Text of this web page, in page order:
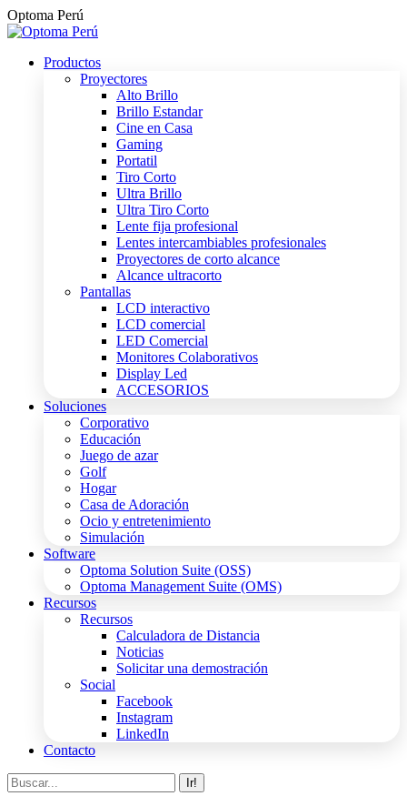
Saltar
al
Optoma Perú
Productos
Proyectores
Alto Brillo
Brillo Estandar
Cine en Casa
Gaming
Portatil
Tiro Corto
Ultra Brillo
Ultra Tiro Corto
Lente fija profesional
Lentes intercambiables profesionales
Proyectores de corto alcance
Alcance ultracorto
Pantallas
LCD interactivo
LCD comercial
LED Comercial
Monitores Colaborativos
Display Led
ACCESORIOS
Soluciones
Corporativo
Educación
Juego de azar
Golf
Hogar
Casa de Adoración
Ocio y entretenimiento
Simulación
Software
Optoma Solution Suite (OSS)
Optoma Management Suite (OMS)
Recursos
Recursos
Calculadora de Distancia
Noticias
Solicitar una demostración
Social
Facebook
Instagram
LinkedIn
Contacto
Buscar: